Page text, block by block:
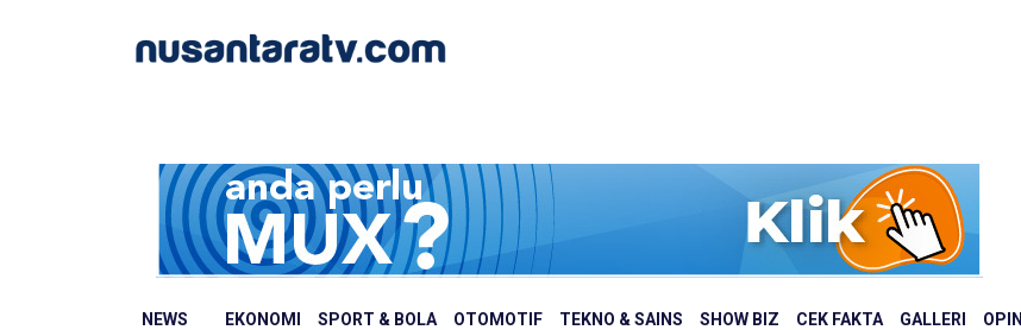
NEWS EKONOMI SPORT & BOLA OTOMOTIF TEKNO & SAINS SHOW BIZ CEK FAKTA GALLERI OPINI